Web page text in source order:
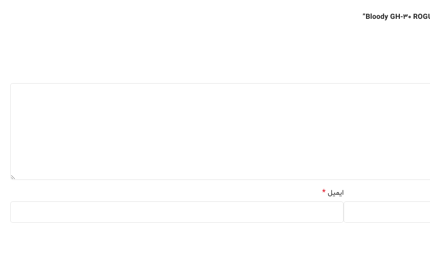
ایمیل *